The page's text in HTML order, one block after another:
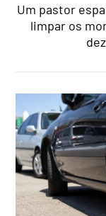
Um pastor
limpar os